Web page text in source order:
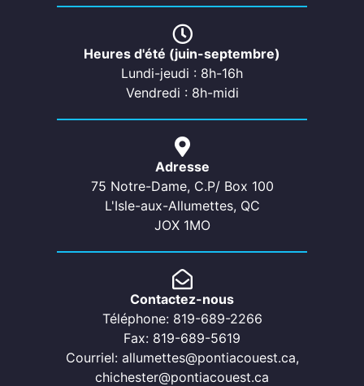
Heures d'été (juin-septembre)
Lundi-jeudi : 8h-16h
Vendredi : 8h-midi
Adresse
75 Notre-Dame, C.P/ Box 100
L'Isle-aux-Allumettes, QC
JOX 1MO
Contactez-nous
Téléphone: 819-689-2266
Fax: 819-689-5619
Courriel: allumettes@pontiacouest.ca,
chichester@pontiacouest.ca